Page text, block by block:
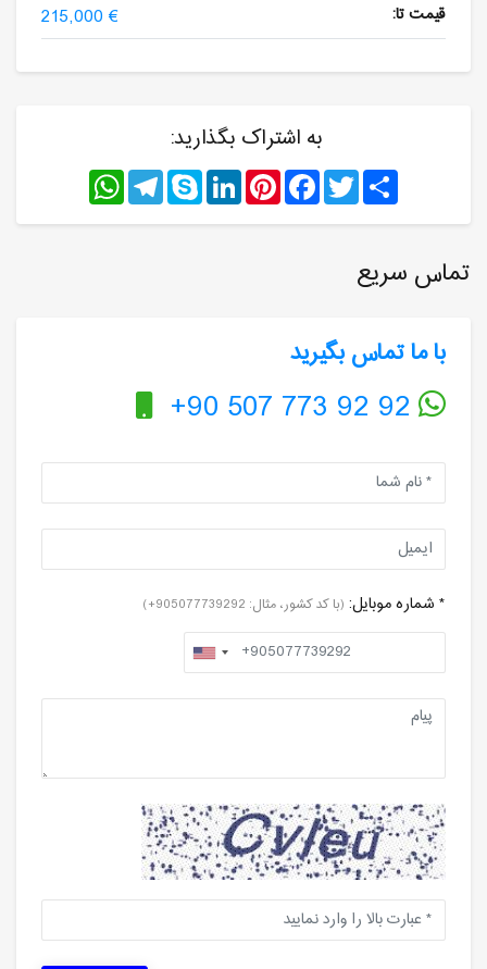
قیمت تا: 215,000 €
به اشتراک بگذارید:
Share
Twitter
Facebook
Pinterest
LinkedIn
Skype
Telegram
WhatsApp
تماس سریع
با ما تماس بگیرید
+90 507 773 92 92
* شماره موبایل: (با کد کشور، مثال: 905077739292+)